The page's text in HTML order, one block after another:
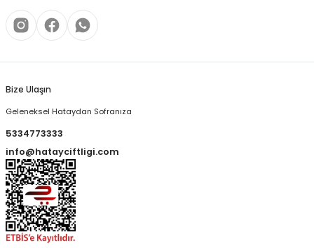
Bize Ulaşın
Geleneksel Hataydan Sofranıza
5334773333
info@hatayciftligi.com